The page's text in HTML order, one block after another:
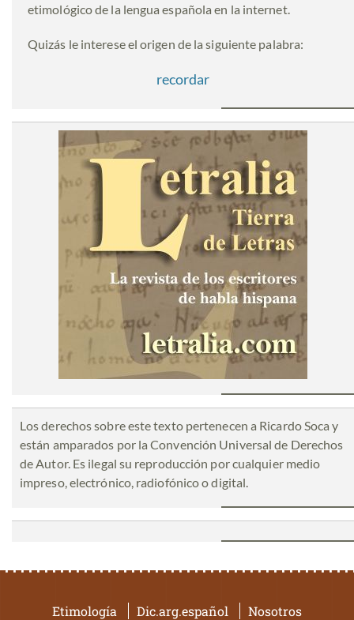
etimológico de la lengua española en la internet.
Quizás le interese el origen de la siguiente palabra:
recordar
Los derechos sobre este texto pertenecen a Ricardo Soca y
están amparados por la Convención Universal de Derechos
de Autor. Es ilegal su reproducción por cualquier medio
impreso, electrónico, radiofónico o digital.
Etimología Dic.arg.español Nosotros